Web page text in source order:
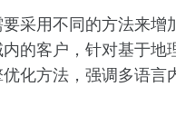
采用不同的方法来增
的客户，针对基于地
化方法，强调多语言